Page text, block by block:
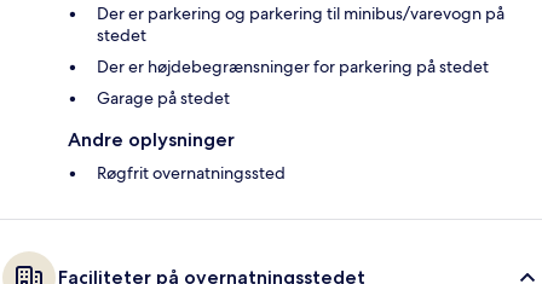
Der er parkering og parkering til minibus/varevogn på
stedet
Der er højdebegrænsninger for parkering på stedet
Garage på stedet
Andre oplysninger
Røgfrit overnatningssted
Faciliteter på overnatningsstedet